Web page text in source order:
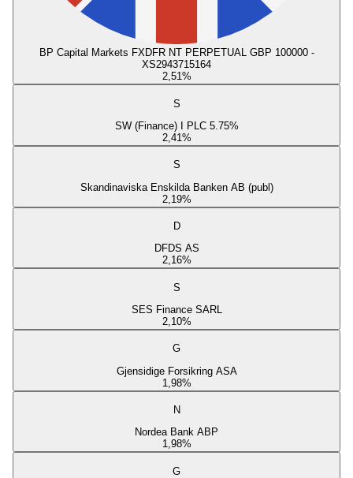
BP Capital Markets FXDFR NT PERPETUAL GBP 100000 -
XS2943715164
2,51%
S
SW (Finance) I PLC 5.75%
2,41%
S
Skandinaviska Enskilda Banken AB (publ)
2,19%
D
DFDS AS
2,16%
S
SES Finance SARL
2,10%
G
Gjensidige Forsikring ASA
1,98%
N
Nordea Bank ABP
1,98%
G